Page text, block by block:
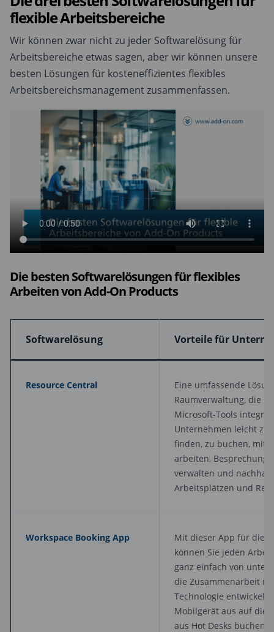
flexible Arbeitsbereiche
Wir können zwar nicht zu jeder Softwarelösung für
Arbeitsbereiche etwas sagen, aber wir können unsere
besten Lösungen für kosteneffizientes flexibles
Arbeitsbereichsmanagement zusammenfassen.
Die besten Softwarelösungen für flexibles
Arbeiten von Add-On Products
Softwarelösung Vorteile für
Resource Central
Eine umfassende
Raumverwaltung, die
Microsoft-Tools
Unternehmen leicht zu
finden, zu buchen, mit
arbeiten,
verwalten und
Arbeitsplätzen und
Workspace Booking App
Mit dieser App für die
können Sie jeden
ganz einfach von
die Zusammenarbeit
Technologie
Mobilgerät aus auf die
aus Hot Desks buchen,